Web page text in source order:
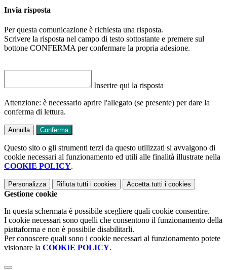
Invia risposta
Per questa comunicazione è richiesta una risposta.
Scrivere la risposta nel campo di testo sottostante e premere sul
bottone CONFERMA per confermare la propria adesione.
Inserire qui la risposta
Attenzione: è necessario aprire l'allegato (se presente) per dare la
conferma di lettura.
Annulla Conferma
Questo sito o gli strumenti terzi da questo utilizzati si avvalgono di
cookie necessari al funzionamento ed utili alle finalità illustrate nella
COOKIE POLICY.
Personalizza Rifiuta tutti i cookies Accetta tutti i cookies
Gestione cookie
In questa schermata è possibile scegliere quali cookie consentire.
I cookie necessari sono quelli che consentono il funzionamento della
piattaforma e non è possibile disabilitarli.
Per conoscere quali sono i cookie necessari al funzionamento potete
visionare la COOKIE POLICY.